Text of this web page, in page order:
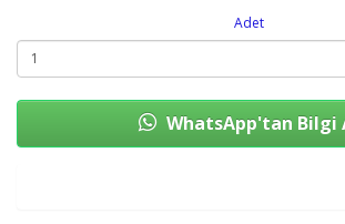
Adet
WhatsApp'tan Bilgi